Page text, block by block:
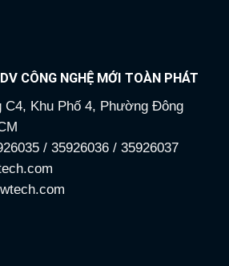
CÔNG NGHỆ MỚI TOÀN PHÁT
Khu Phố 4, Phường Đông
/ 35926036 / 35926037